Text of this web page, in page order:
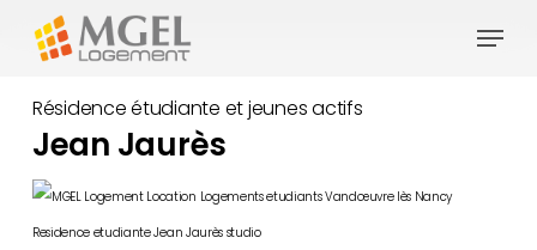
content
Menu
Résidence étudiante et jeunes actifs
Jean Jaurès